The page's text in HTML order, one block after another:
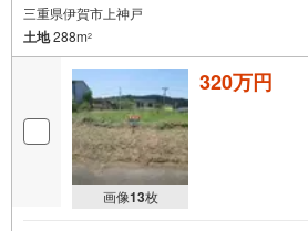
三重県伊賀市上神戸
土地288m2
画像13枚
320万円